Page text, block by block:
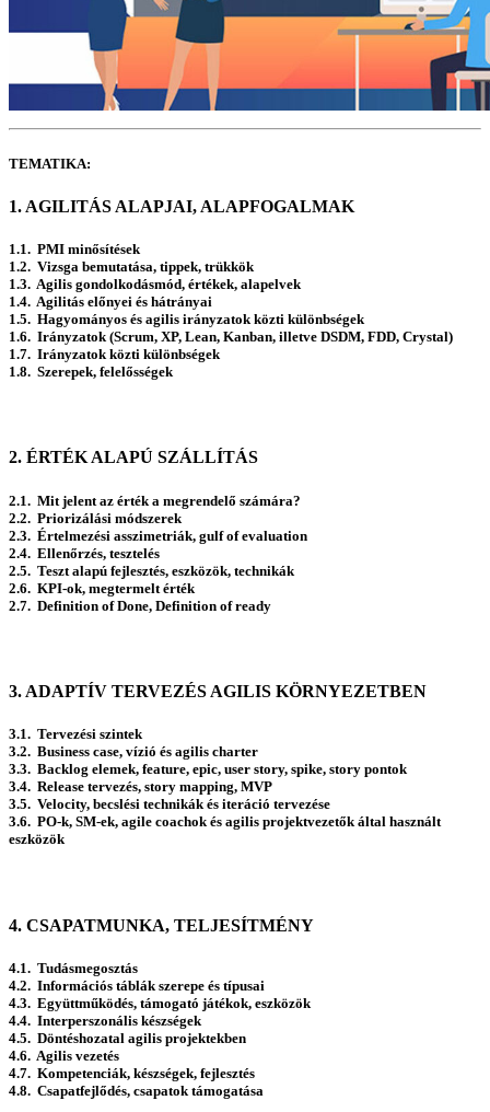
TEMATIKA:
1. AGILITÁS ALAPJAI, ALAPFOGALMAK
1.1. PMI minősítések
1.2. Vizsga bemutatása, tippek, trükkök
1.3. Agilis gondolkodásmód, értékek, alapelvek
1.4. Agilitás előnyei és hátrányai
1.5. Hagyományos és agilis irányzatok közti különbségek
1.6. Irányzatok (Scrum, XP, Lean, Kanban, illetve DSDM, FDD, Crystal)
1.7. Irányzatok közti különbségek
1.8. Szerepek, felelősségek
2. ÉRTÉK ALAPÚ SZÁLLÍTÁS
2.1. Mit jelent az érték a megrendelő számára?
2.2. Priorizálási módszerek
2.3. Értelmezési asszimetriák, gulf of evaluation
2.4. Ellenőrzés, tesztelés
2.5. Teszt alapú fejlesztés, eszközök, technikák
2.6. KPI-ok, megtermelt érték
2.7. Definition of Done, Definition of ready
3. ADAPTÍV TERVEZÉS AGILIS KÖRNYEZETBEN
3.1. Tervezési szintek
3.2. Business case, vízió és agilis charter
3.3. Backlog elemek, feature, epic, user story, spike, story pontok
3.4. Release tervezés, story mapping, MVP
3.5. Velocity, becslési technikák és iteráció tervezése
3.6. PO-k, SM-ek, agile coachok és agilis projektvezetők által használt
eszközök
4. CSAPATMUNKA, TELJESÍTMÉNY
4.1. Tudásmegosztás
4.2. Információs táblák szerepe és típusai
4.3. Együttműködés, támogató játékok, eszközök
4.4. Interperszonális készségek
4.5. Döntéshozatal agilis projektekben
4.6. Agilis vezetés
4.7. Kompetenciák, készségek, fejlesztés
4.8. Csapatfejlődés, csapatok támogatása